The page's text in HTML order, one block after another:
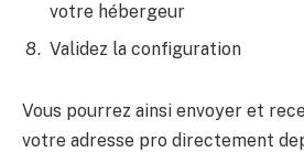
votre hébergeur
Validez la configuration
Vous pourrez ainsi envoyer et
votre adresse pro directement